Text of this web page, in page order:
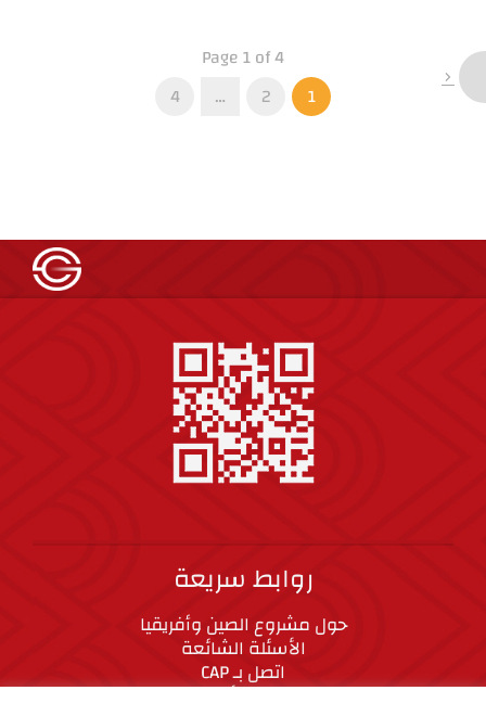
Page 1 of 4
1
2
…
4
روابط سريعة
حول مشروع الصين وأفريقيا
الأسئلة الشائعة
اتصل بـ CAP
المعايير الأخلاقية